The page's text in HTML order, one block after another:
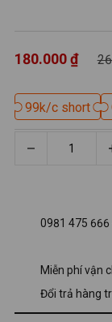
180.000 ₫
0981 475
Miễn phí vận
Đổi trả hàng
99k/c short
99k/c short